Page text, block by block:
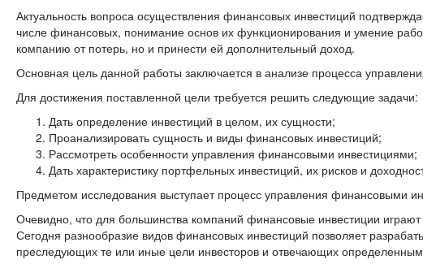
Актуальность вопроса осуществления финансовых инвестиций
числе финансовых, понимание основ их функционирования и умение
компанию от потерь, но и принести ей дополнительный доход.
Основная цель данной работы заключается в анализе процесса
Для достижения поставленной цели требуется решить следующие задачи:
Дать определение инвестиций в целом, их сущности;
Проанализировать сущность и виды финансовых инвестиций;
Рассмотреть особенности управления финансовыми инвестициями;
Дать характеристику портфельных инвестиций, их рисков и
Предметом исследования выступает процесс управления финансовыми
Очевидно, что для большинства компаний финансовые инвестиции
Сегодня разнообразие видов финансовых инвестиций позволяет
преследующих те или иные цели инвесторов и отвечающих